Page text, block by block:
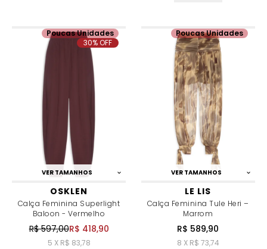
VER TAMANHOS
OSKLEN
Calça Feminina Superlight
Baloon - Vermelho
R$ 597,00R$ 418,90
5 X R$ 83,78
Poucas Unidades
30% OFF
VER TAMANHOS
LE LIS
Calça Feminina Tule Heri –
Marrom
R$ 589,90
8 X R$ 73,74
Poucas Unidades